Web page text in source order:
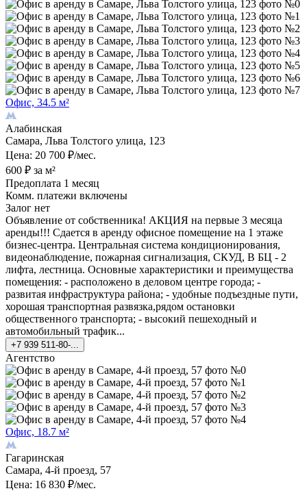
Офис, 34.5 м²
Алабинская
Самара, Льва Толстого улица, 123
Цена: 20 700 ₽/мес.
600 ₽ за м²
Предоплата 1 месяц
Комм. платежи включены
Залог нет
Объявление от собственника! АКЦИЯ на первые 3 месяца
аренды!!! Сдается в аренду офисное помещение на 1 этаже
бизнес-центра. Центральная система кондиционирования,
видеонаблюдение, пожарная сигнализация, СКУД, В БЦ - 2
лифта, лестница. Основные характеристики и преимущества
помещения: - расположено в деловом центре города; -
развитая инфраструктура района; - удобные подъездные пути,
хорошая транспортная развязка,рядом остановки
общественного транспорта; - высокий пешеходный и
автомобильный трафик...
+7 939 511-80-...
Агентство
Офис, 18.7 м²
Гагаринская
Самара, 4-й проезд, 57
Цена: 16 830 ₽/мес.